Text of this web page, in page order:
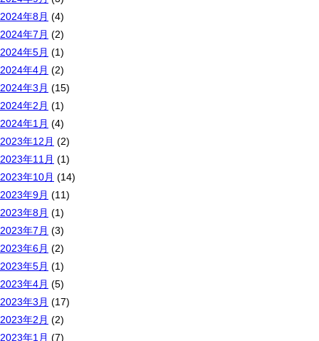
2024年8月 (4)
2024年7月 (2)
2024年5月 (1)
2024年4月 (2)
2024年3月 (15)
2024年2月 (1)
2024年1月 (4)
2023年12月 (2)
2023年11月 (1)
2023年10月 (14)
2023年9月 (11)
2023年8月 (1)
2023年7月 (3)
2023年6月 (2)
2023年5月 (1)
2023年4月 (5)
2023年3月 (17)
2023年2月 (2)
2023年1月 (7)